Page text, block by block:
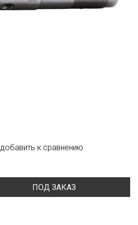
добавить к сравнению
ПОД ЗАКАЗ